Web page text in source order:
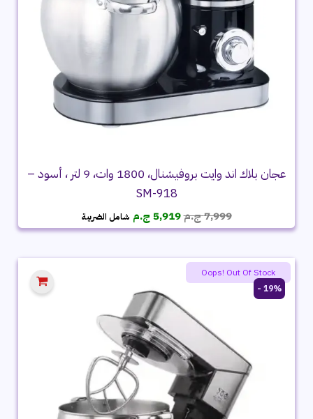
عجان بلاك اند وايت بروفيشنال، 1800 وات، 9 لتر ، أسود –
SM-918
7,999ج.مالسعر
الأصلي
7,999 ج.م.
5,919 ج.م السعر
الحالي
5,919 ج.م.
شامل الضريبة
19% -
Oops! Out Of Stock